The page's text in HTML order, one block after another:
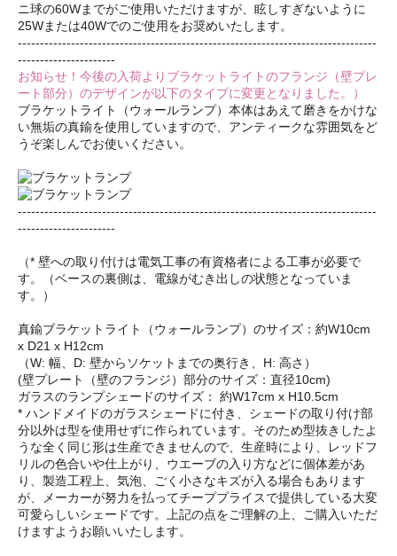
ニ球の60Wまでがご使用いただけますが、眩しすぎないように
25Wまたは40Wでのご使用をお奨めいたします。
---------------------------------------------------------------------------------
----------------------
お知らせ！今後の入荷よりブラケットライトのフランジ（壁プレ
ート部分）のデザインが以下のタイプに変更となりました。）
ブラケットライト（ウォールランプ）本体はあえて磨きをかけな
い無垢の真鍮を使用していますので、アンティークな雰囲気をど
うぞ楽しんでお使いください。
---------------------------------------------------------------------------------
----------------------
（* 壁への取り付けは電気工事の有資格者による工事が必要で
す。（ベースの裏側は、電線がむき出しの状態となっていま
す。）
真鍮ブラケットライト（ウォールランプ）のサイズ：約W10cm
x D21 x H12cm
（W: 幅、D: 壁からソケットまでの奥行き、H: 高さ）
(壁プレート（壁のフランジ）部分のサイズ：直径10cm)
ガラスのランプシェードのサイズ： 約W17cm x H10.5cm
* ハンドメイドのガラスシェードに付き、シェードの取り付け部
分以外は型を使用せずに作られています。そのため型抜きしたよ
うな全く同じ形は生産できませんので、生産時により、レッドフ
リルの色合いや仕上がり、ウエーブの入り方などに個体差があ
り、製造工程上、気泡、ごく小さなキズが入る場合もあります
が、メーカーが努力を払ってチーププライスで提供している大変
可愛らしいシェードです。上記の点をご理解の上、ご購入いただ
けますようお願いいたします。